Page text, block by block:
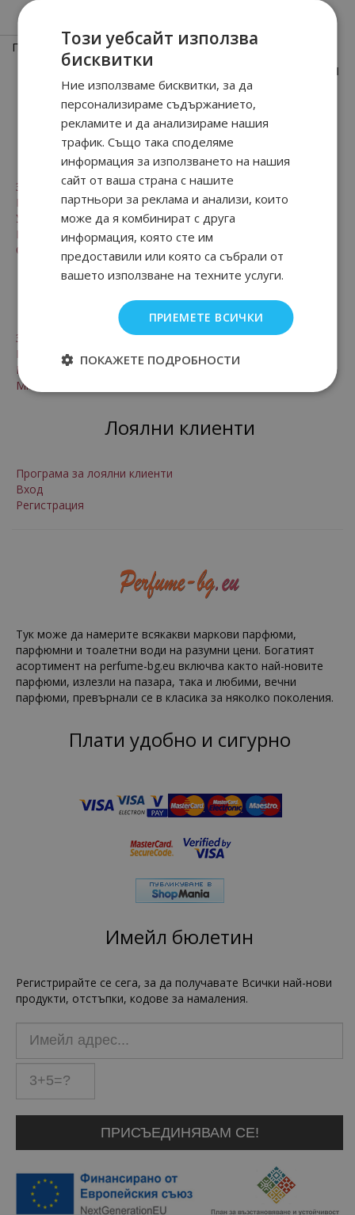
Показани1-5(всичко5позиции)
1
За клиенти
Заплащане и доставка
Безопасност
Условия за ползване
Рекламации и право на връщане
Онлайн решаване на спорове
За нас
Контакти
Произход на стоките
Мнения от клиенти на магазина
Лоялни клиенти
Програма за лоялни клиенти
Вход
Регистрация
Тук може да намерите всякакви маркови парфюми,
парфюмни и тоалетни води на разумни цени. Богатият
асортимент на perfume-bg.eu включва както най-новите
парфюми, излезли на пазара, така и любими, вечни
парфюми, превърнали се в класика за няколко поколения.
Плати удобно и сигурно
Имейл бюлетин
Регистрирайте се сега, за да получавате Всички най-нови
продукти, отстъпки, кодове за намаления.
Този уебсайт използва
бисквитки
Ние използваме бисквитки, за да
персонализираме съдържанието,
рекламите и да анализираме нашия
трафик. Също така споделяме
информация за използването на нашия
сайт от ваша страна с нашите
партньори за реклама и анализи, които
може да я комбинират с друга
информация, която сте им
предоставили или която са събрали от
вашето използване на техните услуги.
ПРИЕМЕТЕ ВСИЧКИ
ПОКАЖЕТЕ ПОДРОБНОСТИ